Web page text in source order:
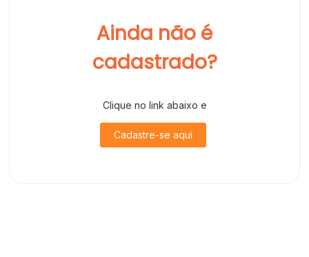
Ainda não é
cadastrado?
Clique no link abaixo e
Cadastre-se aqui